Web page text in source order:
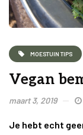
MOESTUIN TIPS
Vegan
maart 3, 2019
Je hebt echt